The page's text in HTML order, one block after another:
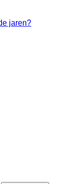
jaren?